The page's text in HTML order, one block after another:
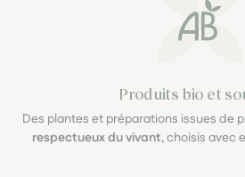
Produits bio et
Des plantes et préparations issues de
respectueux du vivant, choisis avec